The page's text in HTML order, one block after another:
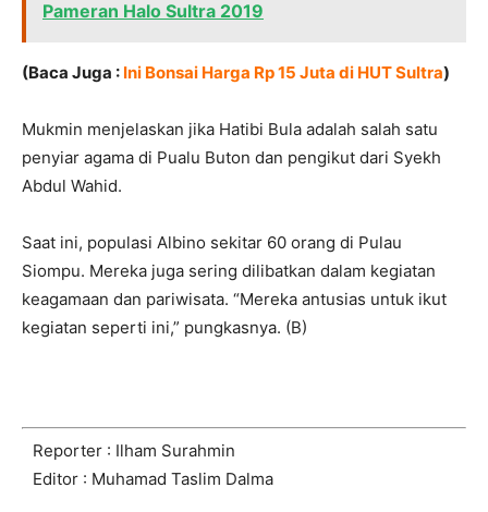
Pameran Halo Sultra 2019
(Baca Juga : Ini Bonsai Harga Rp 15 Juta di HUT Sultra)
Mukmin menjelaskan jika Hatibi Bula adalah salah satu
penyiar agama di Pualu Buton dan pengikut dari Syekh
Abdul Wahid.
Saat ini, populasi Albino sekitar 60 orang di Pulau
Siompu. Mereka juga sering dilibatkan dalam kegiatan
keagamaan dan pariwisata. “Mereka antusias untuk ikut
kegiatan seperti ini,” pungkasnya. (B)
Reporter : Ilham Surahmin
Editor : Muhamad Taslim Dalma